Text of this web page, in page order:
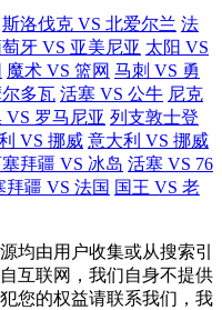
斯洛伐克 VS 北爱尔兰 法
牙 VS 亚美尼亚 太阳 VS
魔术 VS 篮网 马刺 VS 勇
多瓦 活塞 VS 公牛 尼克
VS 罗马尼亚 列支敦士登
VS 挪威 意大利 VS 挪威
塞拜疆 VS 冰岛 活塞 VS 76
拜疆 VS 法国 国王 VS 老
均由用户收集或从搜索引
互联网，我们自身不提供
您的权益请联系我们，我